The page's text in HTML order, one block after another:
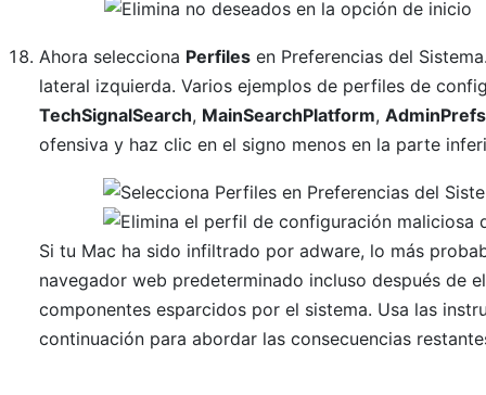
Ahora selecciona Perfiles en Preferencias del
lateral izquierda. Varios ejemplos de perfiles de
TechSignalSearch, MainSearchPlatform,AdminPrefs
ofensiva y haz clic en el signo menos en la parte
Si tu Mac ha sido infiltrado por adware, lo más
navegador web predeterminado incluso después de
componentes esparcidos por el sistema. Usa las
continuación para abordar las consecuencias